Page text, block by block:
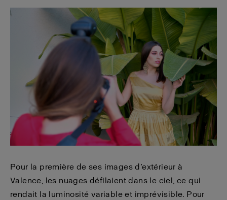
Pour la première de ses images d’extérieur à
Valence, les nuages défilaient dans le ciel, ce qui
rendait la luminosité variable et imprévisible. Pour